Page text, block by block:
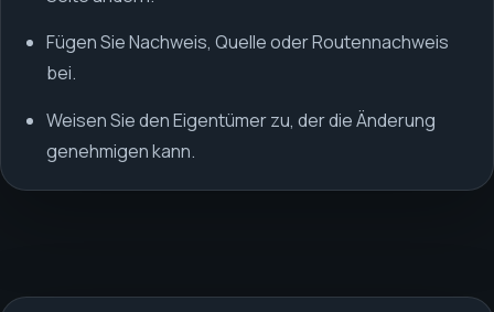
Fügen Sie Nachweis, Quelle oder Routennachweis
bei.
Weisen Sie den Eigentümer zu, der die Änderung
genehmigen kann.